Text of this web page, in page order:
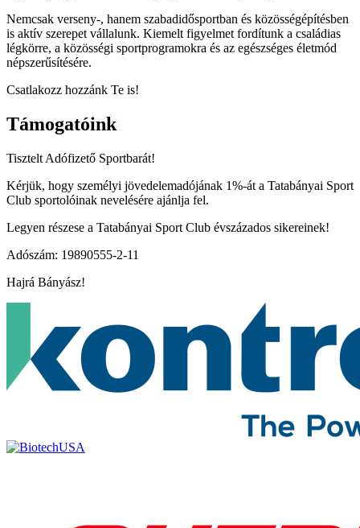
Nemcsak verseny-, hanem szabadidősportban és közösségépítésben
is aktív szerepet vállalunk. Kiemelt figyelmet fordítunk a családias
légkörre, a közösségi sportprogramokra és az egészséges életmód
népszerűsítésére.
Csatlakozz hozzánk Te is!
Támogatóink
Tisztelt Adófizető Sportbarát!
Kérjük, hogy személyi jövedelemadójának 1%-át a Tatabányai Sport
Club sportolóinak nevelésére ajánlja fel.
Legyen részese a Tatabányai Sport Club évszázados sikereinek!
Adószám: 19890555-2-11
Hajrá Bányász!